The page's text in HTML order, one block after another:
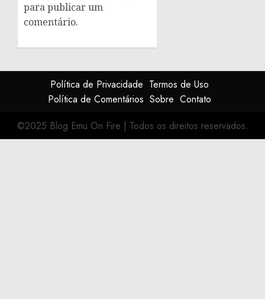
para publicar um
comentário.
Política de Privacidade Termos de Uso
Política de Comentários Sobre Contato
©2025 Blog Emu On Fire | Todos os direitos reservados.